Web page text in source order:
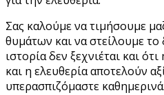
Σας καλούμε να τιμήσουμε
θυμάτων και να στείλουμε
ιστορία δεν ξεχνιέται και
και η ελευθερία αποτελούν
υπερασπιζόμαστε καθημερινά.